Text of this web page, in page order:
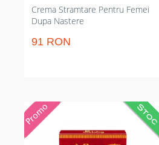
Crema Stramtare Pentru Femei
Dupa Nastere
91 RON
Miere afrodisiacă concentrată în
plic; intensifică apetitul și
performanța sexuală. Efect